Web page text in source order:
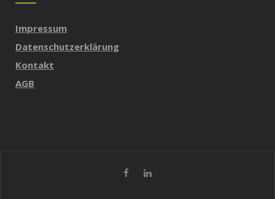
Impressum
Datenschutzerklärung
Kontakt
AGB